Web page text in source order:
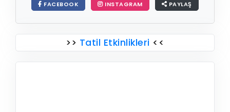
FACEBOOK INSTAGRAM PAYLAŞ
>> Tatil Etkinlikleri <<